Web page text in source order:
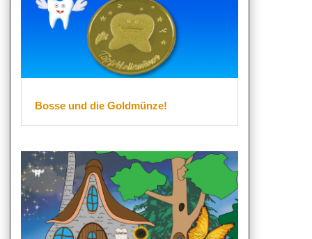
Bosse und die Goldmünze!